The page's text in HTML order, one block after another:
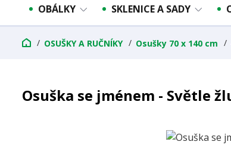
OBÁLKY SKLENICE A SADY
OSUŠKY A RUČNÍKY Osušky 70 x 140 cm
Osuška se jménem - Světle